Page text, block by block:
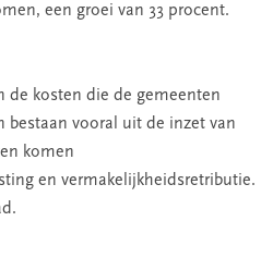
een groei van 33 procent.
de kosten die de gemeenten
bestaan vooral uit de inzet van
komen
en vermakelijkheidsretributie.